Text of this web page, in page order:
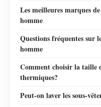
Les meilleures marques
homme
Questions fréquentes sur
homme
Comment choisir la taille
thermiques?
Peut-on laver les sous-